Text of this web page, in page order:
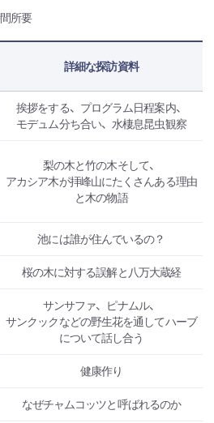
所要
詳細な探訪資料
挨拶をする、プログラム日程案内、
モデュム分ち合い、水棲息昆虫観察
梨の木と竹の木そして、
アカシア木が拝峰山にたくさんある理由
と木の物語
池には誰が住んでいるの？
桜の木に対する誤解と八万大蔵経
サンサファ、ピナムル、
サンクックなどの野生花を通してハーブ
について話し合う
健康作り
なぜチャムコッツと呼ばれるのか